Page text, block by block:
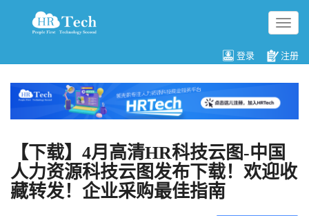
切
换
航
登录 注册
【下载】4月高清HR科技云图-中国
人力资源科技云图发布下载！欢迎收
藏转发！企业采购最佳指南